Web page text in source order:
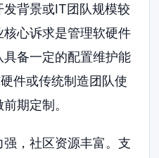
发背景或IT团队规模较
心诉求是管理软硬件
备一定的配置维护能
件或传统制造团队使
期定制。
强，社区资源丰富。支